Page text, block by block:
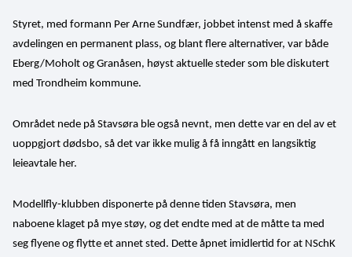
Styret, med formann Per Arne Sundfær, jobbet intenst med å skaffe
avdelingen en permanent plass, og blant flere alternativer, var både
Eberg/Moholt og Granåsen, høyst aktuelle steder som ble diskutert
med Trondheim kommune.
Området nede på Stavsøra ble også nevnt, men dette var en del av et
uoppgjort dødsbo, så det var ikke mulig å få inngått en langsiktig
leieavtale her.
Modellfly-klubben disponerte på denne tiden Stavsøra, men
naboene klaget på mye støy, og det endte med at de måtte ta med
seg flyene og flytte et annet sted. Dette åpnet imidlertid for at NSchK